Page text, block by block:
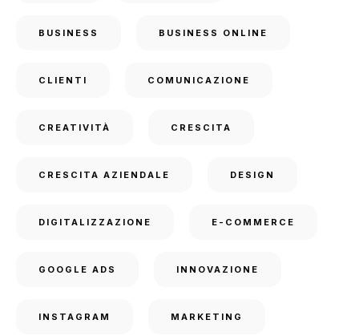
BUSINESS BUSINESS ONLINE
CLIENTI COMUNICAZIONE
CREATIVITÀ CRESCITA
CRESCITA AZIENDALE DESIGN
DIGITALIZZAZIONE E-COMMERCE
GOOGLE ADS INNOVAZIONE
INSTAGRAM MARKETING